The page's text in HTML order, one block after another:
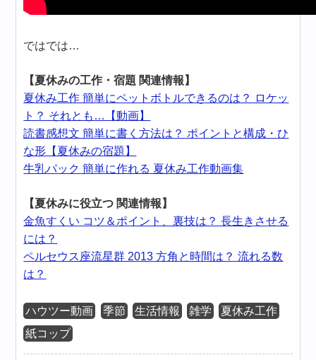
ではでは…
【夏休みの工作・宿題 関連情報】
夏休み工作 簡単にペットボトルできるのは？ ロケッ
ト？ それとも…【動画】
読書感想文 簡単に書く方法は？ ポイントと構成・ひ
な形【夏休みの宿題】
牛乳パック 簡単に作れる 夏休み工作動画集
【夏休みに役立つ 関連情報】
金魚すくい コツ＆ポイント、裏技は？ 長生きさせる
には？
ペルセウス座流星群 2013 方角と時間は？ 流れる数
は？
ハウツー動画 季節 生活情報 雑学
夏休み工作
紙コップ